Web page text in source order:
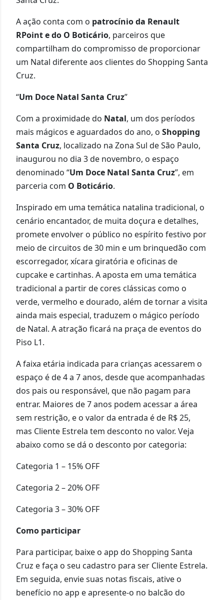
A ação conta com o patrocínio da Renault
RPoint e do O Boticário, parceiros que
compartilham do compromisso de proporcionar
um Natal diferente aos clientes do Shopping Santa
Cruz.
“Um Doce Natal Santa Cruz”
Com a proximidade do Natal, um dos períodos
mais mágicos e aguardados do ano, o Shopping
Santa Cruz, localizado na Zona Sul de São Paulo,
inaugurou no dia 3 de novembro, o espaço
denominado “Um Doce Natal Santa Cruz”, em
parceria com O Boticário.
Inspirado em uma temática natalina tradicional, o
cenário encantador, de muita doçura e detalhes,
promete envolver o público no espírito festivo por
meio de circuitos de 30 min e um brinquedão com
escorregador, xícara giratória e oficinas de
cupcake e cartinhas. A aposta em uma temática
tradicional a partir de cores clássicas como o
verde, vermelho e dourado, além de tornar a visita
ainda mais especial, traduzem o mágico período
de Natal. A atração ficará na praça de eventos do
Piso L1.
A faixa etária indicada para crianças acessarem o
espaço é de 4 a 7 anos, desde que acompanhadas
dos pais ou responsável, que não pagam para
entrar. Maiores de 7 anos podem acessar a área
sem restrição, e o valor da entrada é de R$ 25,
mas Cliente Estrela tem desconto no valor. Veja
abaixo como se dá o desconto por categoria:
Categoria 1 – 15% OFF
Categoria 2 – 20% OFF
Categoria 3 – 30% OFF
Como participar
Para participar, baixe o app do Shopping Santa
Cruz e faça o seu cadastro para ser Cliente Estrela.
Em seguida, envie suas notas fiscais, ative o
benefício no app e apresente-o no balcão do